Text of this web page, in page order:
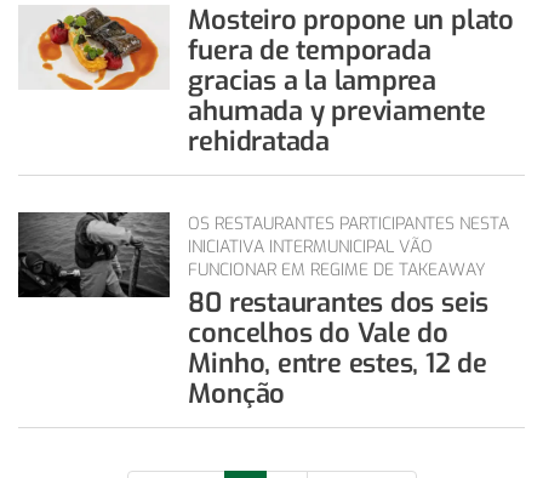
Mosteiro propone un plato
fuera de temporada
gracias a la lamprea
ahumada y previamente
rehidratada
OS RESTAURANTES PARTICIPANTES NESTA
INICIATIVA INTERMUNICIPAL VÃO
FUNCIONAR EM REGIME DE TAKEAWAY
80 restaurantes dos seis
concelhos do Vale do
Minho, entre estes, 12 de
Monção